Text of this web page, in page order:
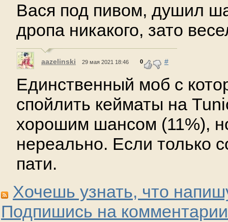
Вася под пивом, душил
дропа никакого, зато
aazelinski 29 мая 2021 18:46 0 #
Единственный моб с
спойлить кейматы на
хорошим шансом (11%),
нереально. Если только
пати.
Хочешь узнать, что
Подпишись на